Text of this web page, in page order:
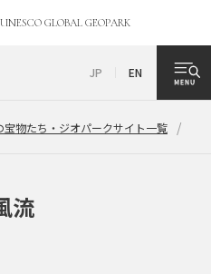
GLOBAL GEOPARK
JP EN
宝物たち・ジオパークサイト一覧
流